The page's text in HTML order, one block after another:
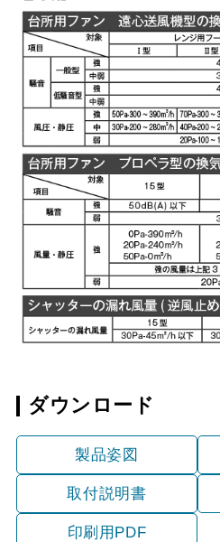
YMKP565-C350 BK
YMKP565-C350 W
YMKP565-C350 SI
YMKP565-C350
SBK
YMKP665-C350 BK
YMKP665-C350 W
YMKP665-C350 SI
ダウンロード
製品姿図
取付説明書
印刷用PDF